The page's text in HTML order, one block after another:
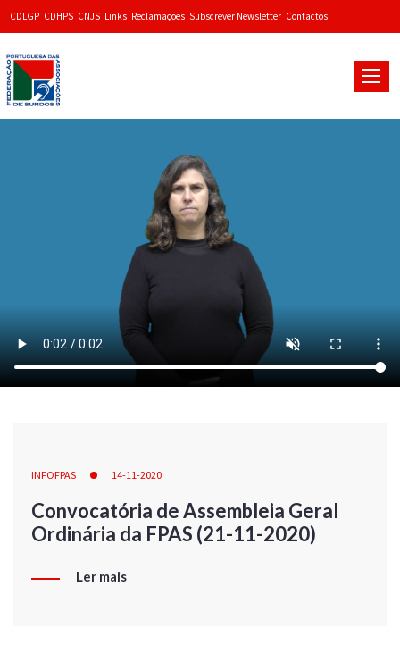
CDLGP CDHPS CNJS Links Reclamações Subscrever Newsletter Contactos
Toggle
INFOFPAS 14-11-2020
Convocatória de Assembleia Geral
Ordinária da FPAS (21-11-2020)
Ler mais